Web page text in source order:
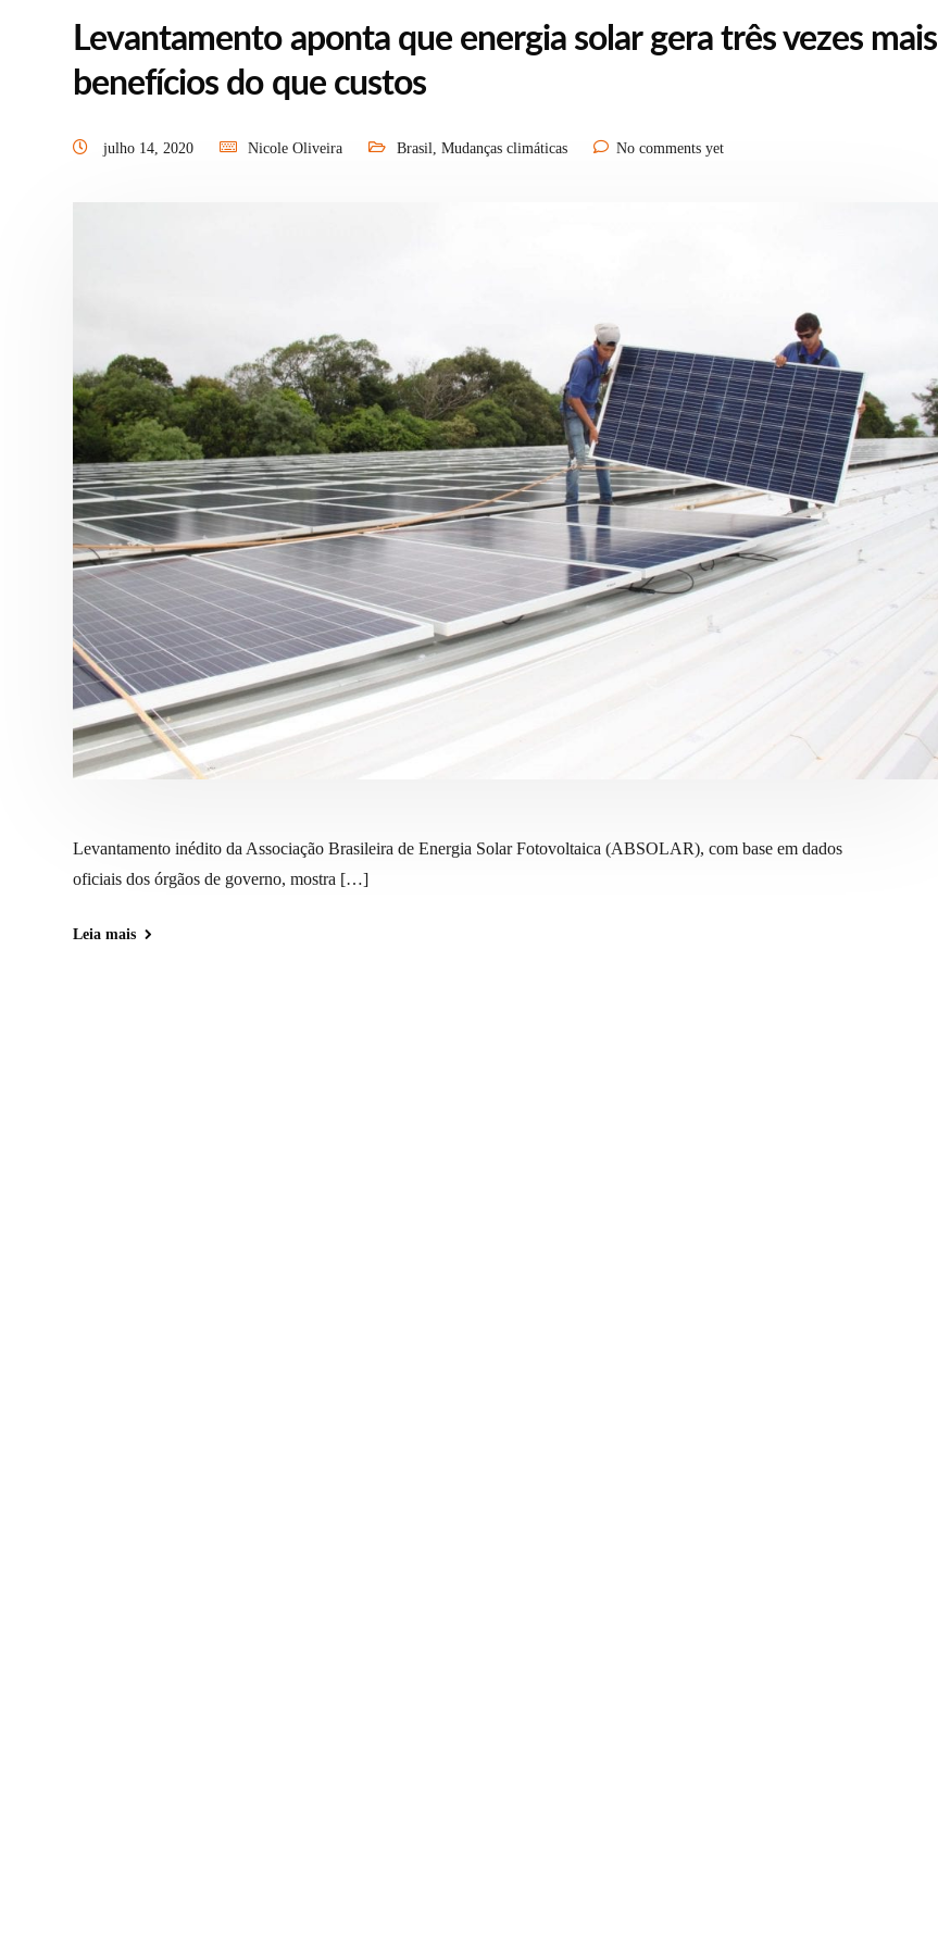
Levantamento aponta que energia solar gera três vezes mais
benefícios do que custos
julho 14, 2020 Nicole Oliveira Brasil, Mudanças climáticas No comments yet
Levantamento inédito da Associação Brasileira de Energia Solar Fotovoltaica (ABSOLAR), com base em dados
oficiais dos órgãos de governo, mostra […]
Leia mais